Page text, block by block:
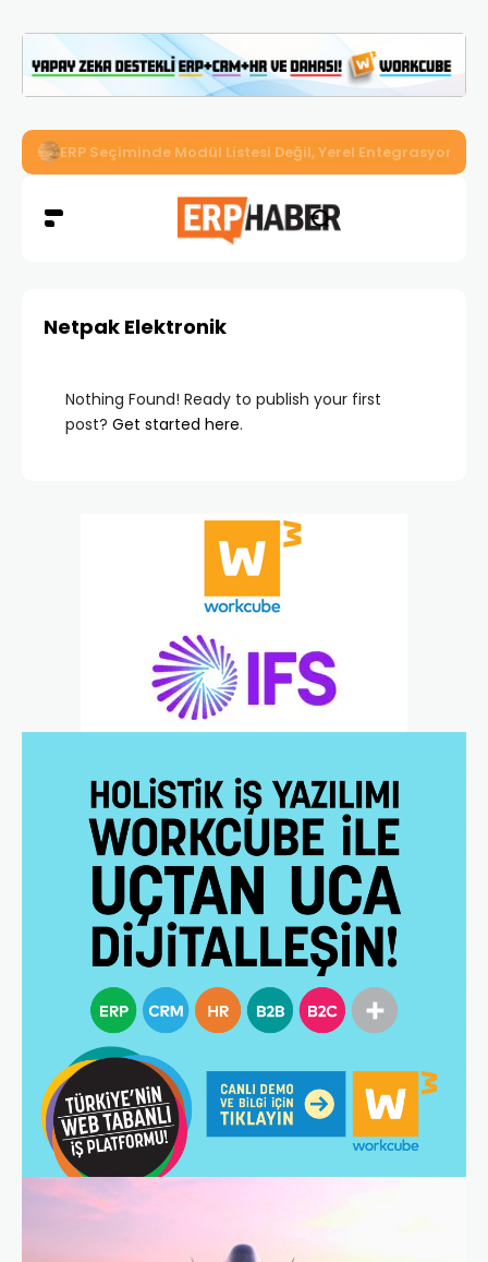
ERP Seçiminde Modül Listesi Değil, Yerel Entegrasyon
Netpak Elektronik
Nothing Found! Ready to publish your first
post? Get started here.